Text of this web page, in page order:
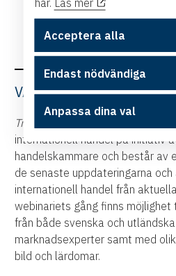
VAD ÄR TRADE TALKS?
Trade Talks by Swedish Chambers
internationell handel på initiativ
handelskammare och består av
de senaste uppdateringarna och
internationell handel från
webinariets gång finns
från både svenska och
marknadsexperter samt med
bild och lärdomar.
Acceptera alla
Endast nödvändiga
Anpassa dina val